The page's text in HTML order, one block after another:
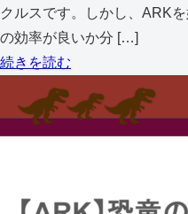
クルスです。しかし、ARK
の効率が良いか分 […]
続きを読む